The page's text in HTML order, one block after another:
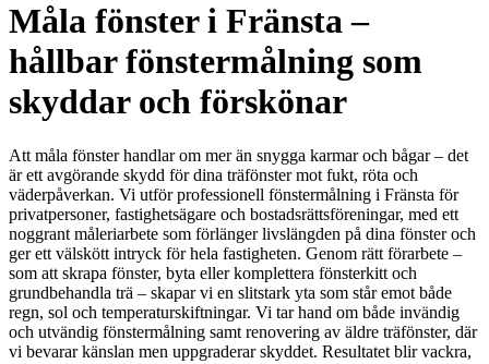
Måla fönster i Fränsta –
hållbar fönstermålning som
skyddar och förskönar
Att måla fönster handlar om mer än snygga karmar och bågar – det
är ett avgörande skydd för dina träfönster mot fukt, röta och
väderpåverkan. Vi utför professionell fönstermålning i Fränsta för
privatpersoner, fastighetsägare och bostadsrättsföreningar, med ett
noggrant måleriarbete som förlänger livslängden på dina fönster och
ger ett välskött intryck för hela fastigheten. Genom rätt förarbete –
som att skrapa fönster, byta eller komplettera fönsterkitt och
grundbehandla trä – skapar vi en slitstark yta som står emot både
regn, sol och temperaturskiftningar. Vi tar hand om både invändig
och utvändig fönstermålning samt renovering av äldre träfönster, där
vi bevarar känslan men uppgraderar skyddet. Resultatet blir vackra,